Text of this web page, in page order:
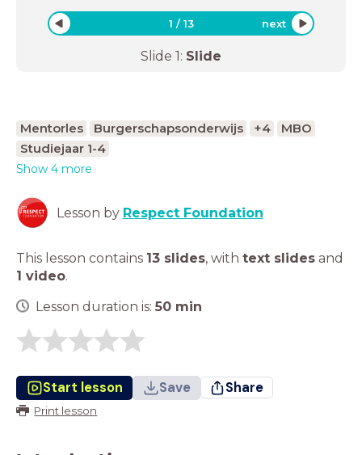
1 /13 next
Slide 1: Slide
Mentorles Burgerschapsonderwijs +4
MBO
Studiejaar 1-4
Show 4 more
Lesson by Respect Foundation
This lesson contains 13 slides, with text slides and
1 video.
Lesson duration is: 50 min
Start lesson Save Share
Print lesson